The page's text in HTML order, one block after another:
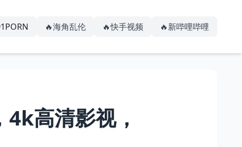
🔥海角乱伦 🔥快手视频 🔥新哔哩哔哩
高清影视，